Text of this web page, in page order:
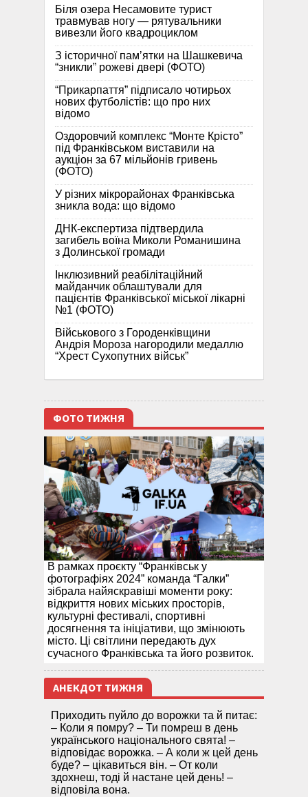
Біля озера Несамовите турист
травмував ногу — рятувальники
вивезли його квадроциклом
З історичної памʼятки на Шашкевича
“зникли” рожеві двері (ФОТО)
“Прикарпаття” підписало чотирьох
нових футболістів: що про них
відомо
Оздоровчий комплекс “Монте Крісто”
під Франківськом виставили на
аукціон за 67 мільйонів гривень
(ФОТО)
У різних мікрорайонах Франківська
зникла вода: що відомо
ДНК-експертиза підтвердила
загибель воїна Миколи Романишина
з Долинської громади
Інклюзивний реабілітаційний
майданчик облаштували для
пацієнтів Франківської міської лікарні
№1 (ФОТО)
Військового з Городенківщини
Андрія Мороза нагородили медаллю
“Хрест Сухопутних військ”
ФОТО ТИЖНЯ
В рамках проєкту “Франківськ у
фотографіях 2024” команда “Галки”
зібрала найяскравіші моменти року:
відкриття нових міських просторів,
культурні фестивалі, спортивні
досягнення та ініціативи, що змінюють
місто. Ці світлини передають дух
сучасного Франківська та його розвиток.
АНЕКДОТ ТИЖНЯ
Приходить пуйло до ворожки та й питає:
– Коли я помру? – Ти помреш в день
українського національного свята! –
відповідає ворожка. – А коли ж цей день
буде? – цікавиться він. – От коли
здохнеш, тоді й настане цей день! –
відповіла вона.